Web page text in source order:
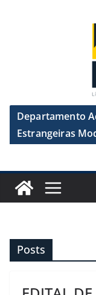
Departamento
Estrangeiras
Posts